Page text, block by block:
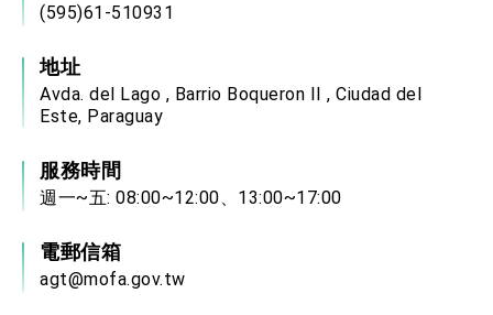
(595)61-510931
地址
Avda. del Lago , Barrio Boqueron II , Ciudad del
Este, Paraguay
服務時間
週一~五: 08:00~12:00、13:00~17:00
電郵信箱
agt@mofa.gov.tw